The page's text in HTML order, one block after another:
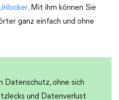
. Mit ihm können Sie
ganz einfach und ohne
Datenschutz, ohne sich
und Datenverlust